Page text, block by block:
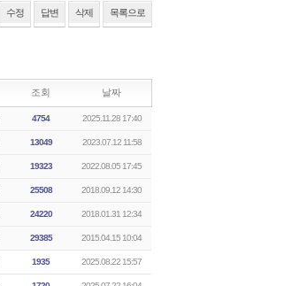
수정 답변 삭제 목록으로
조회 날짜
4754 2025.11.28 17:40
13049 2023.07.12 11:58
19323 2022.08.05 17:45
25508 2018.09.12 14:30
24220 2018.01.31 12:34
29385 2015.04.15 10:04
1935 2025.08.22 15:57